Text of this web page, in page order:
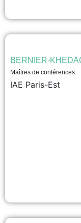
BERNIER-
Maîtres de conférences
IAE Paris-Est